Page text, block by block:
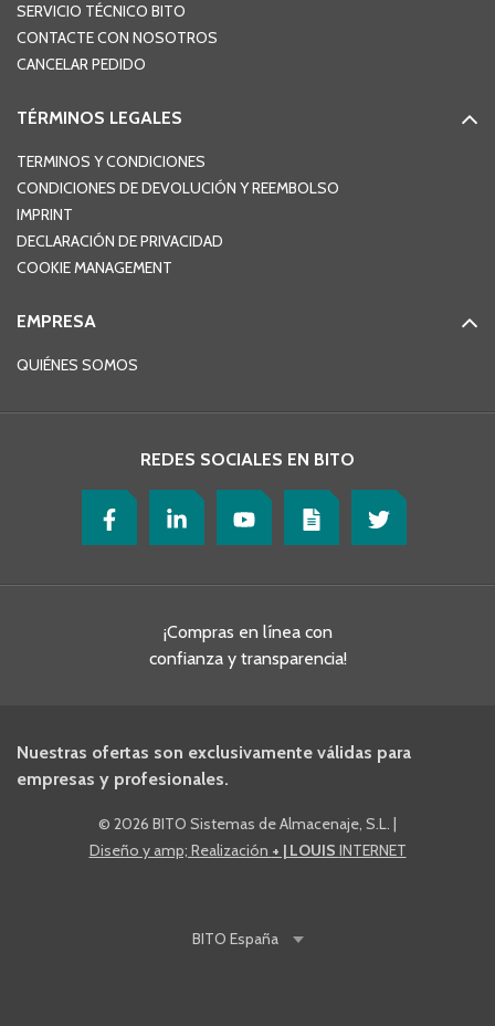
SERVICIO TÉCNICO BITO
CONTACTE CON NOSOTROS
CANCELAR PEDIDO
TÉRMINOS LEGALES
TERMINOS Y CONDICIONES
CONDICIONES DE DEVOLUCIÓN Y REEMBOLSO
IMPRINT
DECLARACIÓN DE PRIVACIDAD
COOKIE MANAGEMENT
EMPRESA
QUIÉNES SOMOS
REDES SOCIALES EN BITO
¡Compras en línea con
confianza y transparencia!
Nuestras ofertas son exclusivamente válidas para
empresas y profesionales.
© 2026 BITO Sistemas de Almacenaje, S.L. |
Diseño y amp; Realización + | LOUIS INTERNET
BITO España